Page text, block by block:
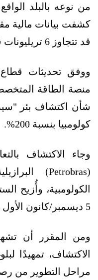
من نوعه بالبلد
كشفت بيانات مالية
قد تتجاوز 6 تريليونات قدم مكعبة.
ووفق تحديثات قطاع
منصة الطاقة
كولومبيا بنسبة 200%.
وجاء الاكتشاف
الكولومبية، وأُزيح
5 ديسمبر/كانون الأول 2024.
ومن المقرر أن تشهد
الاكتشاف، تمهيدًا
مراحل التطوير من رصد